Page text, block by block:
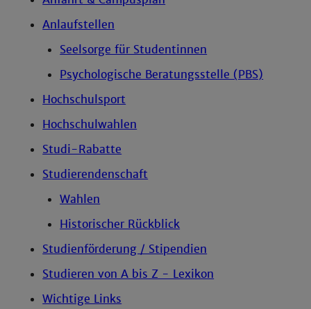
Anlaufstellen
Seelsorge für Studentinnen
Psychologische Beratungsstelle (PBS)
Hochschulsport
Hochschulwahlen
Studi-Rabatte
Studierendenschaft
Wahlen
Historischer Rückblick
Studienförderung / Stipendien
Studieren von A bis Z - Lexikon
Wichtige Links